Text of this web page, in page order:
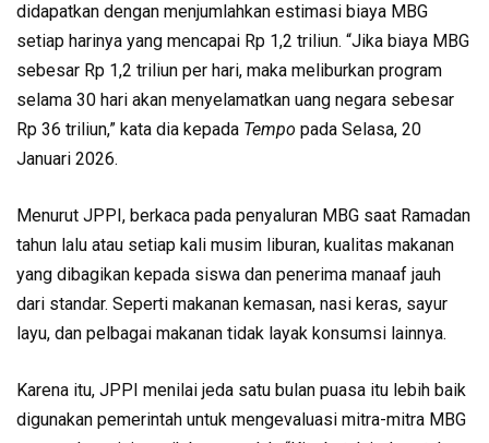
didapatkan dengan menjumlahkan estimasi biaya MBG
setiap harinya yang mencapai Rp 1,2 triliun. “Jika biaya MBG
sebesar Rp 1,2 triliun per hari, maka meliburkan program
selama 30 hari akan menyelamatkan uang negara sebesar
Rp 36 triliun,” kata dia kepada Tempo pada Selasa, 20
Januari 2026.
Menurut JPPI, berkaca pada penyaluran MBG saat Ramadan
tahun lalu atau setiap kali musim liburan, kualitas makanan
yang dibagikan kepada siswa dan penerima manaaf jauh
dari standar. Seperti makanan kemasan, nasi keras, sayur
layu, dan pelbagai makanan tidak layak konsumsi lainnya.
Karena itu, JPPI menilai jeda satu bulan puasa itu lebih baik
digunakan pemerintah untuk mengevaluasi mitra-mitra MBG